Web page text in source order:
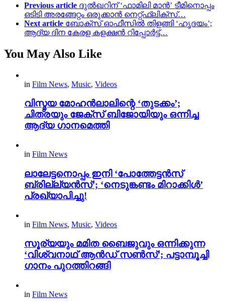
Previous article ദുൽഖറിന് ‘ഫാമിലി മാൻ’ ടീമിനൊപ്പം
ഒടിടി അരങ്ങേറ്റം ഒരുക്കാൻ നെറ്റ്ഫ്ലിക്‌സ്…
Next article ബോക്സ് ഓഫീസിൽ തിളങ്ങി ‘ഹൃദയം’;
ആദ്യ ദിന കേരള കളക്ഷൻ റിപ്പോർട്ട്…
You May Also Like
in Film News, Music, Videos
വിസ്മയ മോഹൻലാലിന്റെ ‘തുടക്കം’;
ചിത്രയും ജേക്സ് ബിജോയിയും ഒന്നിച്ച
ആദ്യ ഗാനമെത്തി
in Film News
ലാലേട്ടനൊപ്പം ഇനി ‘പോത്തേട്ടൻസ്
ബ്രില്ല്യൻസ്’; ‘നെടുങ്കണ്ടം മിറാക്കിൾ’
പ്രഖ്യാപിച്ചു!
in Film News, Music, Videos
സൂര്യയും മമിത ബൈജുവും ഒന്നിക്കുന്ന
‘വിശ്വനാഥ് ആൻഡ് സൺസ്’; പട്ടാമ്പൂച്ചി
ഗാനം പുറത്തിറങ്ങി
in Film News